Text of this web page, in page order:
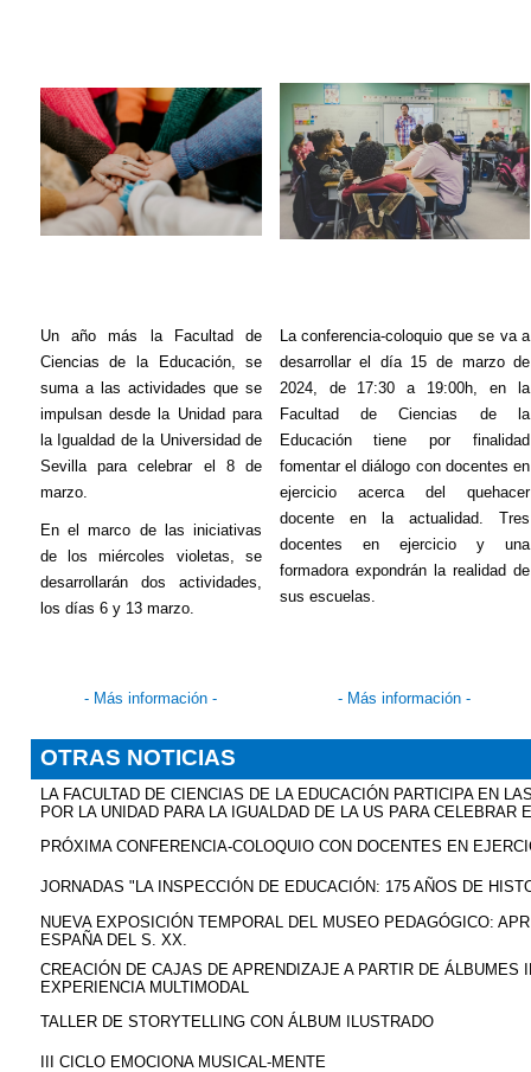
Un año más la Facultad de
Ciencias de la Educación, se
suma a las actividades que se
impulsan desde la Unidad para
la Igualdad de la Universidad de
Sevilla para celebrar el 8 de
marzo.
En el marco de las iniciativas
de los miércoles violetas, se
desarrollarán dos actividades,
los días 6 y 13 marzo.
La conferencia-coloquio que se va a
desarrollar el día 15 de marzo de
2024, de 17:30 a 19:00h, en la
Facultad de Ciencias de la
Educación tiene por finalidad
fomentar el diálogo con docentes en
ejercicio acerca del quehacer
docente en la actualidad. Tres
docentes en ejercicio y una
formadora expondrán la realidad de
sus escuelas.
- Más información - - Más información -
OTRAS NOTICIAS
LA FACULTAD DE CIENCIAS DE LA EDUCACIÓN PARTICIPA EN
POR LA UNIDAD PARA LA IGUALDAD DE LA US PARA CELEBRAR
PRÓXIMA CONFERENCIA-COLOQUIO CON DOCENTES EN
JORNADAS "LA INSPECCIÓN DE EDUCACIÓN: 175 AÑOS DE
NUEVA EXPOSICIÓN TEMPORAL DEL MUSEO PEDAGÓGICO:
ESPAÑA DEL S. XX.
CREACIÓN DE CAJAS DE APRENDIZAJE A PARTIR DE ÁLBUMES
EXPERIENCIA MULTIMODAL
TALLER DE STORYTELLING CON ÁLBUM ILUSTRADO
III CICLO EMOCIONA MUSICAL-MENTE